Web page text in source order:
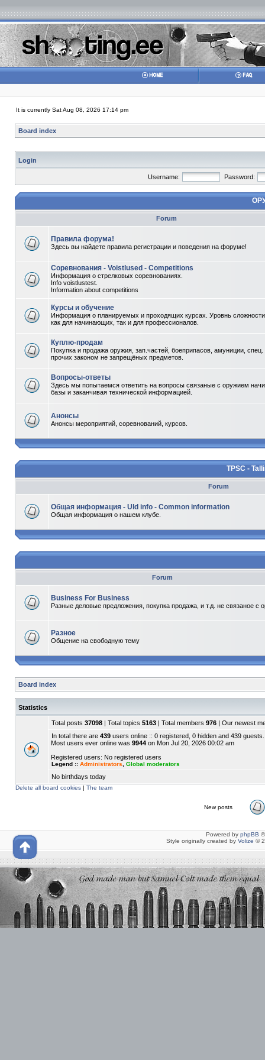
It is currently Sat Aug 08, 2026 17:14 pm
Board index
Login
Username: Password:
Forum
Правила форума!
Здесь вы найдете правила регистрации и поведения на форуме!
Соревнования - Voistlused - Competitions
Информация о стрелковых соревнованиях.
Info voistlustest.
Information about competitions
Курсы и обучение
Информация о планируемых и проходящих курсах. Уровнь
как для начинающих, так и для профессионалов.
Куплю-продам
Покупка и продажа оружия, зап.частей, боеприпасов, амуниции, спец.
прочих законом не запрещёных предметов.
Вопросы-ответы
Здесь мы попытаемся ответить на вопросы связаные с оружием
базы и заканчивая технической информацией.
Анонсы
Анонсы мероприятий, соревнований, курсов.
TPSC -
Forum
Общая информация - Uld info - Common information
Общая информация о нашем клубе.
Forum
Business For Business
Разные деловые предложения, покупка продажа, и т.д. не связаное с
Разное
Общение на свободную тему
Board index
Statistics
Total posts 37098 | Total topics 5163 | Total members 976 | Our newest
In total there are 439 users online :: 0 registered, 0 hidden and 439 guests.
Most users ever online was 9944 on Mon Jul 20, 2026 00:02 am
Registered users: No registered users
Legend :: Administrators Global moderators
No birthdays today
Delete all board cookies | The team
New posts
Powered by phpBB
Style originally created by Volize ©